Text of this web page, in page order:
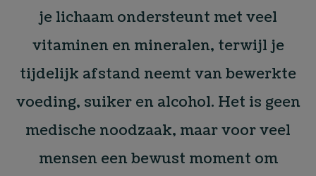
je lichaam ondersteunt met veel
vitaminen en mineralen, terwijl je
tijdelijk afstand neemt van bewerkte
voeding, suiker en alcohol. Het is geen
medische noodzaak, maar voor veel
mensen een bewust moment om